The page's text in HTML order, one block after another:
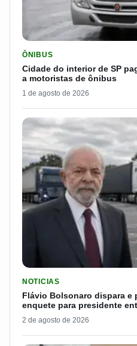
ÔNIBUS
Cidade do interior de SP
a motoristas de ônibus
1 de agosto de 2026
NOTICIAS
Flávio Bolsonaro dispara e
enquete para presidente
2 de agosto de 2026